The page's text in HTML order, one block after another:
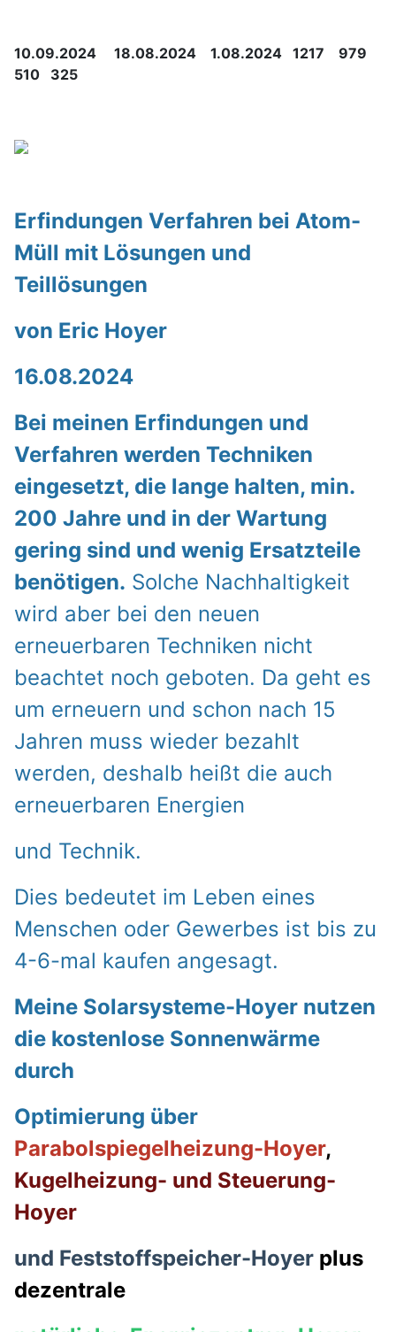
10.09.2024 18.08.2024 1.08.2024 1217 979
510 325
Erfindungen Verfahren bei Atom-
Müll mit Lösungen und
Teillösungen
von Eric Hoyer
16.08.2024
Bei meinen Erfindungen und
Verfahren werden Techniken
eingesetzt, die lange halten, min.
200 Jahre und in der Wartung
gering sind und wenig Ersatzteile
benötigen. Solche Nachhaltigkeit
wird aber bei den neuen
erneuerbaren Techniken nicht
beachtet noch geboten. Da geht es
um erneuern und schon nach 15
Jahren muss wieder bezahlt
werden, deshalb heißt die auch
erneuerbaren Energien
und Technik.
Dies bedeutet im Leben eines
Menschen oder Gewerbes ist bis zu
4-6-mal kaufen angesagt.
Meine Solarsysteme-Hoyer nutzen
die kostenlose Sonnenwärme
durch
Optimierung über
Parabolspiegelheizung-Hoyer,
Kugelheizung- und Steuerung-
Hoyer
und Feststoffspeicher-Hoyer plus
dezentrale